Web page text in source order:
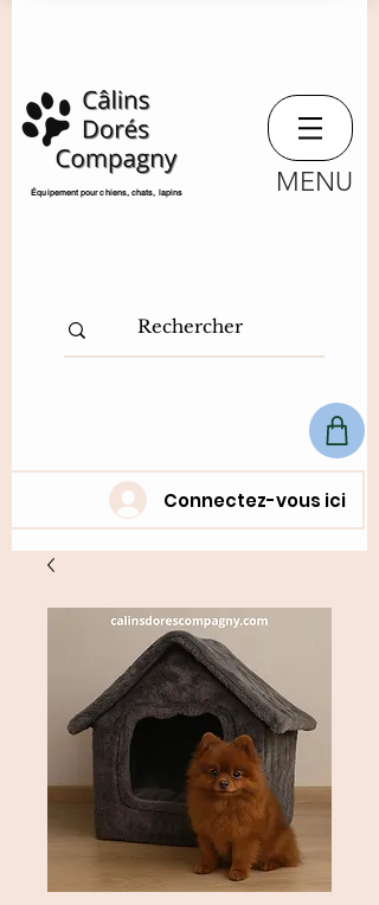
​Équipement pour chiens, chats, lapins MENU
Connectez-vous ici